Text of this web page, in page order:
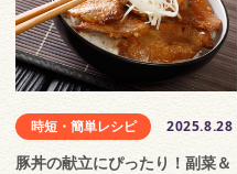
時短・簡単レシピ 2025.8.28
豚丼の献立にぴったり！副菜＆